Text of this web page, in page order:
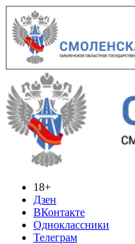
18+
Дзен
ВКонтакте
Одноклассники
Телеграм